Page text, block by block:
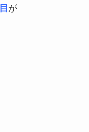
が